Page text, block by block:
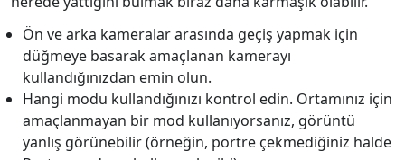
Ön ve arka kameralar arasında geçiş yapmak için
düğmeye basarak amaçlanan kamerayı
kullandığınızdan emin olun.
Hangi modu kullandığınızı kontrol edin. Ortamınız için
amaçlanmayan bir mod kullanıyorsanız, görüntü
yanlış görünebilir (örneğin, portre çekmediğiniz halde